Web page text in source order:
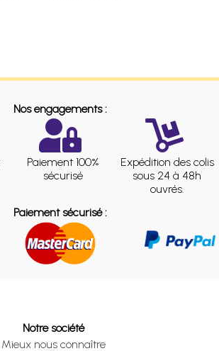
Nos engagements :
Paiement 100%
sécurisé
Expédition des colis
sous 24 à 48h
ouvrés.
Paiement sécurisé :
Notre société
Mieux nous connaître